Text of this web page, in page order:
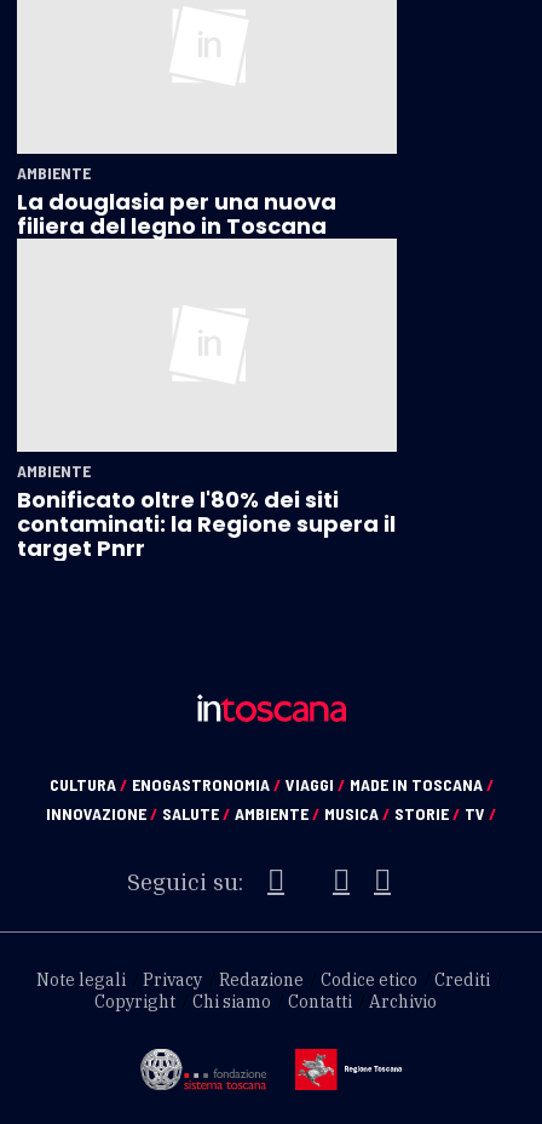
AMBIENTE
La douglasia per una nuova
filiera del legno in Toscana
AMBIENTE
Bonificato oltre l'80% dei siti
contaminati: la Regione supera il
target Pnrr
CULTURA/ ENOGASTRONOMIA/ VIAGGI / MADE IN TOSCANA/
INNOVAZIONE/ SALUTE/ AMBIENTE/ MUSICA/ STORIE/ TV /
Seguici su:
Note legali Privacy Redazione Codice etico
Crediti
Copyright
Chi siamo Contatti Archivio